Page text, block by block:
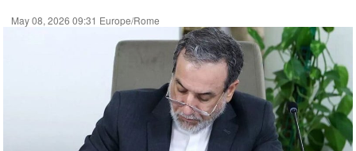
May 08, 2026 09:31 Europe/Rome